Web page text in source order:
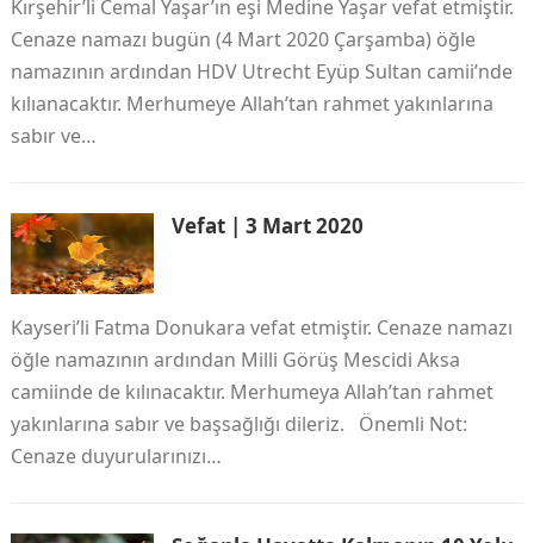
Kırşehir’li Cemal Yaşar’ın eşi Medine Yaşar vefat etmiştir.
Cenaze namazı bugün (4 Mart 2020 Çarşamba) öğle
namazının ardından HDV Utrecht Eyüp Sultan camii’nde
kılıanacaktır. Merhumeye Allah’tan rahmet yakınlarına
sabır ve…
Vefat | 3 Mart 2020
Kayseri’li Fatma Donukara vefat etmiştir. Cenaze namazı
öğle namazının ardından Milli Görüş Mescidi Aksa
camiinde de kılınacaktır. Merhumeya Allah’tan rahmet
yakınlarına sabır ve başsağlığı dileriz. Önemli Not:
Cenaze duyurularınızı…